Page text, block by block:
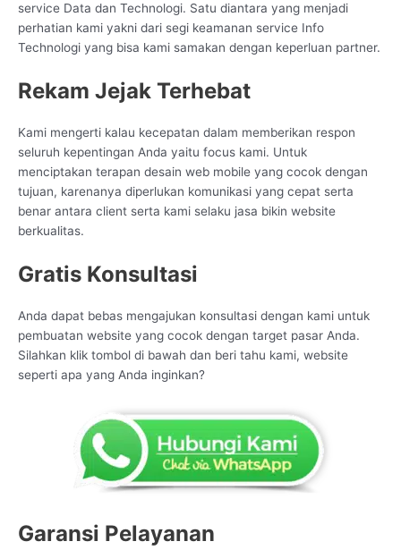
service Data dan Technologi. Satu diantara yang menjadi
perhatian kami yakni dari segi keamanan service Info
Technologi yang bisa kami samakan dengan keperluan partner.
Rekam Jejak Terhebat
Kami mengerti kalau kecepatan dalam memberikan respon
seluruh kepentingan Anda yaitu focus kami. Untuk
menciptakan terapan desain web mobile yang cocok dengan
tujuan, karenanya diperlukan komunikasi yang cepat serta
benar antara client serta kami selaku jasa bikin website
berkualitas.
Gratis Konsultasi
Anda dapat bebas mengajukan konsultasi dengan kami untuk
pembuatan website yang cocok dengan target pasar Anda.
Silahkan klik tombol di bawah dan beri tahu kami, website
seperti apa yang Anda inginkan?
Garansi Pelayanan